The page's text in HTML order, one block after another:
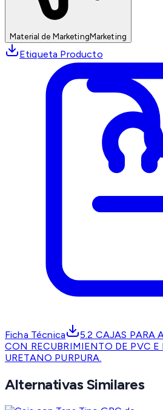
Material de MarketingMarketing
Etiqueta Producto
Ficha Técnica
5.2 CAJAS PARA
CON RECUBRIMIENTO DE PVC E
URETANO PURPURA.
Alternativas Similares